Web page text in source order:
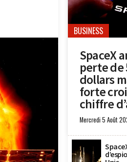
BUSINESS
SpaceX
perte de
dollars
forte
chiffre
Mercredi 5 Août